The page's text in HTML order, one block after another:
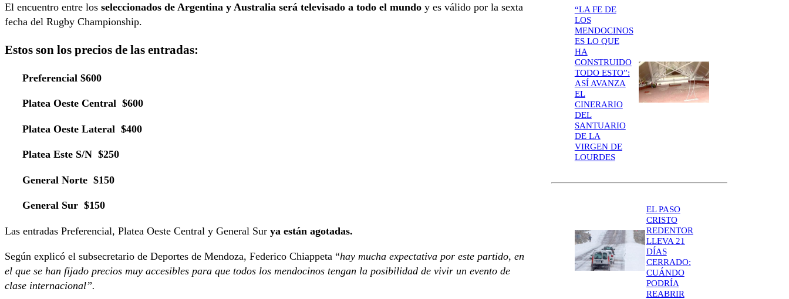
El encuentro entre los seleccionados de Argentina y Australia será televisado a todo el mundo y es válido por la sexta
fecha del Rugby Championship.
Estos son los precios de las entradas:
Preferencial $600
Platea Oeste Central $600
Platea Oeste Lateral $400
Platea Este S/N $250
General Norte $150
General Sur $150
Las entradas Preferencial, Platea Oeste Central y General Sur ya están agotadas.
Según explicó el subsecretario de Deportes de Mendoza, Federico Chiappeta “hay mucha expectativa por este partido, en
el que se han fijado precios muy accesibles para que todos los mendocinos tengan la posibilidad de vivir un evento de
clase internacional”.
“LA FE DE
LOS
MENDOCINOS
ES LO QUE
HA
CONSTRUIDO
TODO ESTO”:
ASÍ AVANZA
EL
CINERARIO
DEL
SANTUARIO
DE LA
VIRGEN DE
LOURDES
EL PASO
CRISTO
REDENTOR
LLEVA 21
DÍAS
CERRADO:
CUÁNDO
PODRÍA
REABRIR